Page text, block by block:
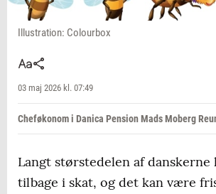
Illustration: Colourbox
03 maj 2026 kl. 07:49
Cheføkonom i Danica Pension Mads Moberg
Langt størstedelen af danskerne
tilbage i skat, og det kan være